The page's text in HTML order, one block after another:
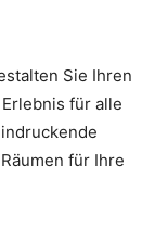
Sie Ihren
für alle
für Ihre